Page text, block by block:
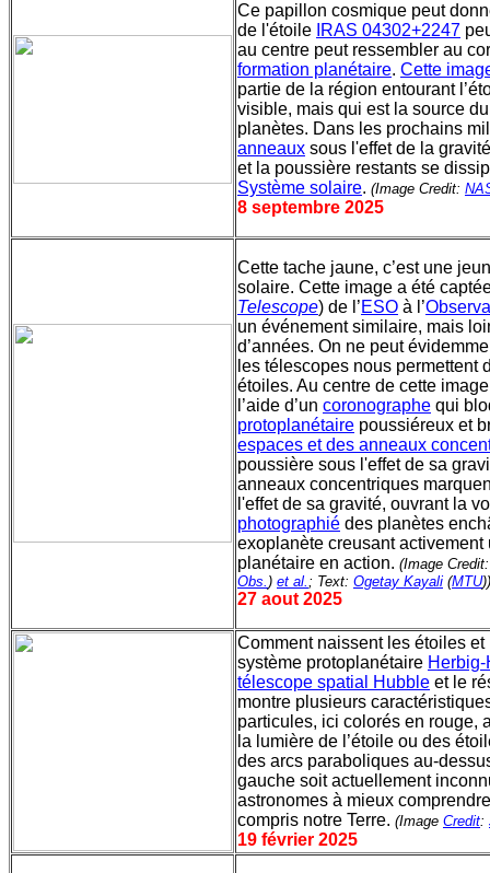
Ce papillon cosmique peut
de l'étoile IRAS 04302+2247
au centre peut ressembler au
formation planétaire. Cette
partie de la région entourant
visible, mais qui est la source
planètes. Dans les prochains
anneaux sous l'effet de la
et la poussière restants se
Système solaire. (Image Credit:
8 septembre 2025
Cette tache jaune, c’est une
solaire. Cette image a été
Telescope) de l’ESO à l’
un événement similaire, mais
d’années. On ne peut
les télescopes nous permettent
étoiles. Au centre de cette
l’aide d’un coronographe qui
protoplanétaire poussiéreux et
espaces et des anneaux
poussière sous l'effet de sa
anneaux concentriques
l'effet de sa gravité, ouvrant la
photographié des planètes
exoplanète creusant
planétaire en action. (Image
Obs. ) et al.; Text: Ogetay Kayali (MTU))
27 aout 2025
Comment naissent les étoiles
système protoplanétaire
télescope spatial Hubble et le
montre plusieurs
particules, ici colorés en rouge,
la lumière de l’étoile ou des
des arcs paraboliques au-
gauche soit actuellement
astronomes à mieux
compris notre Terre. (Image Credit:
19 février 2025